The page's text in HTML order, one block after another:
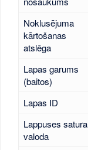
Noklusējuma
kārtošanas
atslēga
Lapas garums
(baitos)
Lapas ID
Lappuses satura
valoda